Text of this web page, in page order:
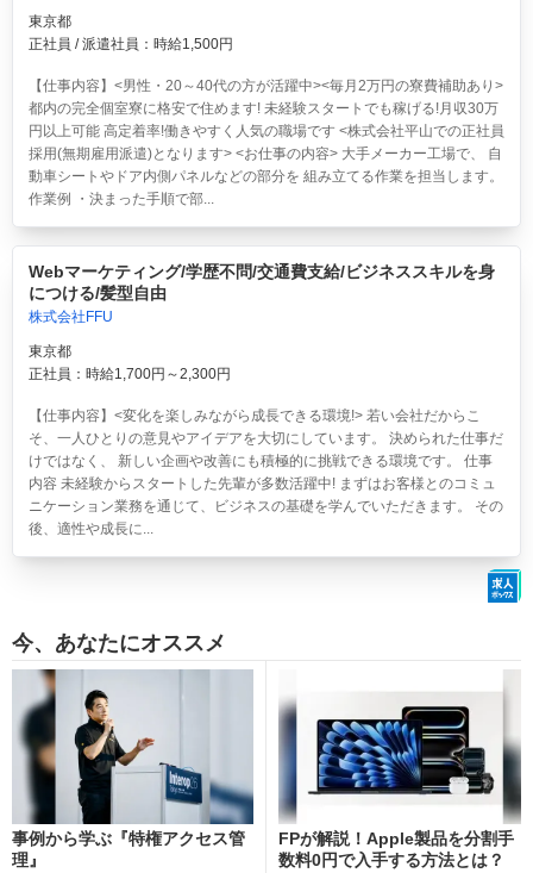
東京都
正社員 / 派遣社員：時給1,500円
【仕事内容】<男性・20～40代の方が活躍中><毎月2万円の寮費補助あり>
都内の完全個室寮に格安で住めます! 未経験スタートでも稼げる!月収30万
円以上可能 高定着率!働きやすく人気の職場です <株式会社平山での正社員
採用(無期雇用派遣)となります> <お仕事の内容> 大手メーカー工場で、 自
動車シートやドア内側パネルなどの部分を 組み立てる作業を担当します。
作業例 ・決まった手順で部...
Webマーケティング/学歴不問/交通費支給/ビジネススキルを身
につける/髪型自由
株式会社FFU
東京都
正社員：時給1,700円～2,300円
【仕事内容】<変化を楽しみながら成長できる環境!> 若い会社だからこ
そ、一人ひとりの意見やアイデアを大切にしています。 決められた仕事だ
けではなく、 新しい企画や改善にも積極的に挑戦できる環境です。 仕事
内容 未経験からスタートした先輩が多数活躍中! まずはお客様とのコミュ
ニケーション業務を通じて、ビジネスの基礎を学んでいただきます。 その
後、適性や成長に...
今、あなたにオススメ
事例から学ぶ『特権アクセス管
理』
FPが解説！Apple製品を分割手
数料0円で入手する方法とは？